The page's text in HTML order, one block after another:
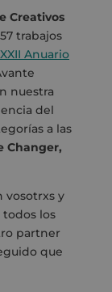
Creativos
trabajos
XXII Anuario
nuestra
del
a las
Changer,
vosotrxs y
todos los
partner
que